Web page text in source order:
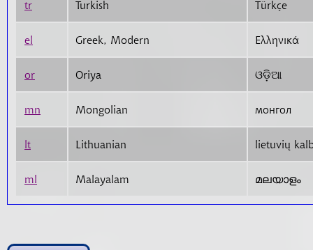
tr Turkish Türkçe
el Greek, Modern Ελληνικά
or Oriya ଓଡ଼ିଆ
mn Mongolian монгол
lt Lithuanian lietuvių
ml Malayalam മലയാളം